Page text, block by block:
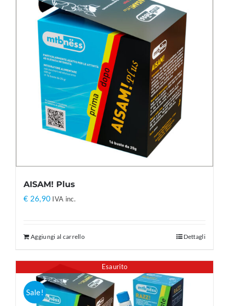
AISAM! Plus
€ 26,90 IVA inc.
Aggiungi al carrello Dettagli
Esaurito
Sale!